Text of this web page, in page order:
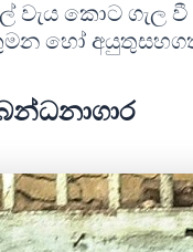
වැය කොට ගැල
හෝ